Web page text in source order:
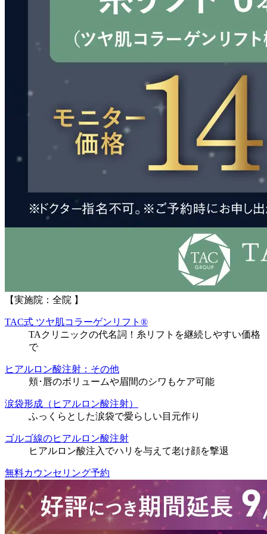
【実施院：全院 】
TAC式 ツヤ肌コラーゲンリフト®
TAクリニックの代名詞！糸リフトを継続しやすい価格
で
ヒアルロン酸注射：その他
頬･唇のボリュームや眉間のシワもケア可能
涙袋形成（ヒアルロン酸注射）
ふっくらとした涙袋で愛らしい目元作り
ゴルゴ線のヒアルロン酸注射
ヒアルロン酸注入でハリを与えて老け顔を撃退
無料カウンセリング予約